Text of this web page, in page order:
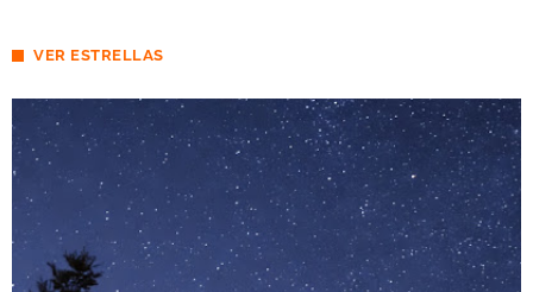
VER ESTRELLAS